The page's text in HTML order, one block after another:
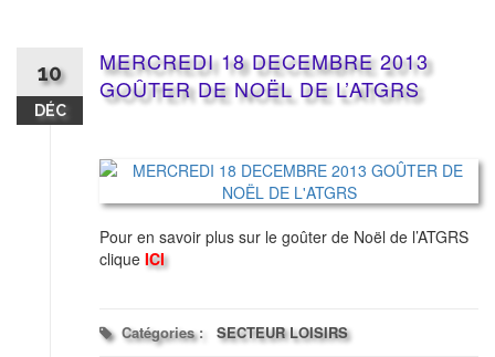
10
DÉC
MERCREDI 18 DECEMBRE 2013
GOÛTER DE NOËL DE L’ATGRS
Pour en savoir plus sur le goûter de Noël de l’ATGRS
clique ICI
Catégories : SECTEUR LOISIRS